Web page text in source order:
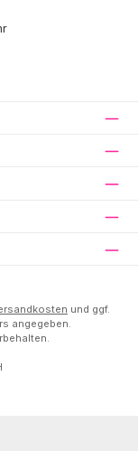
und ggf.
angegeben.